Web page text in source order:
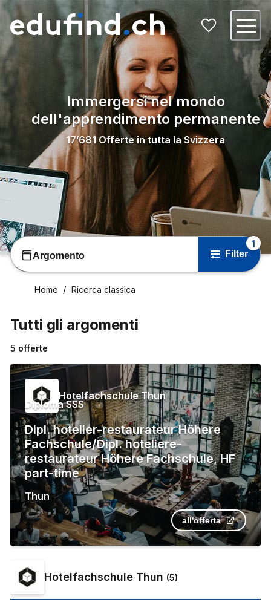
Immergersi nel mondo
dell'apprendimento permanente
17’681 Offerte in tutta la Svizzera
Argomento Filter
1
Home Ricerca classica
Tutti gli argomenti
5 offerte
Hotelfachschule Thun
Diploma SSS
Dipl. hotelier-restaurateur Höhere
Fachschule/Dipl. hoteliere-
restaurateur Höhere Fachschule, HF
part-time
Thun
all'offerta
Hotelfachschule Thun (5)